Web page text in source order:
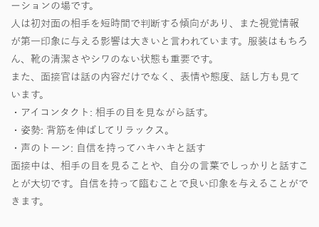
ーションの場です。
人は初対面の相手を短時間で判断する傾向があり、また視覚情報
が第一印象に与える影響は大きいと言われています。服装はもちろ
ん、靴の清潔さやシワのない状態も重要です。
また、面接官は話の内容だけでなく、表情や態度、話し方も見て
います。
・アイコンタクト: 相手の目を見ながら話す。
・姿勢: 背筋を伸ばしてリラックス。
・声のトーン: 自信を持ってハキハキと話す
面接中は、相手の目を見ることや、自分の言葉でしっかりと話すこ
とが大切です。自信を持って臨むことで良い印象を与えることがで
きます。